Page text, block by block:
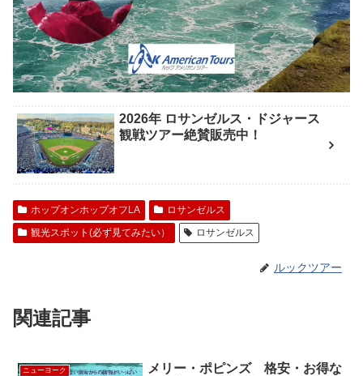
2026年 ロサンゼルス・ドジャース
観戦ツアー絶賛販売中！
ホップオンホップオフLA
ロサンゼルス
観光スポット(必ず見てみたい）
ロサンゼルス
ルックツアー
関連記事
ニューヨーク
メリー・ポピンズ 格安・お得な